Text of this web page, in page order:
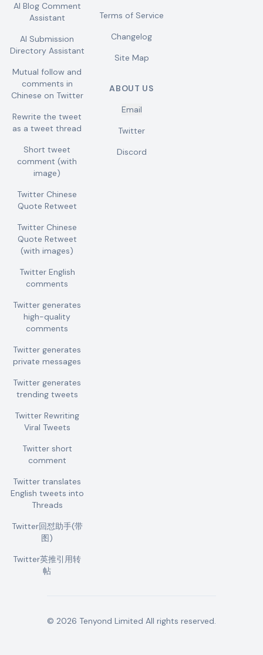
AI Blog Comment
Assistant
AI Submission
Directory Assistant
Mutual follow and
comments in
Chinese on Twitter
Rewrite the tweet
as a tweet thread
Short tweet
comment (with
image)
Twitter Chinese
Quote Retweet
Twitter Chinese
Quote Retweet
(with images)
Twitter English
comments
Twitter generates
high-quality
comments
Twitter generates
private messages
Twitter generates
trending tweets
Twitter Rewriting
Viral Tweets
Twitter short
comment
Twitter translates
English tweets into
Threads
Twitter回怼助手(带
图)
Twitter英推引用转
帖
Terms of Service
Changelog
Site Map
ABOUT US
Email
Twitter
Discord
© 2026 Tenyond Limited All rights reserved.